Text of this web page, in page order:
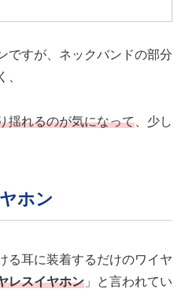
ですが、ネックバンドの部分
、
揺れるのが気になって 、少し
ホン
る耳に装着するだけのワイヤ
レスイヤホン 」と言われてい